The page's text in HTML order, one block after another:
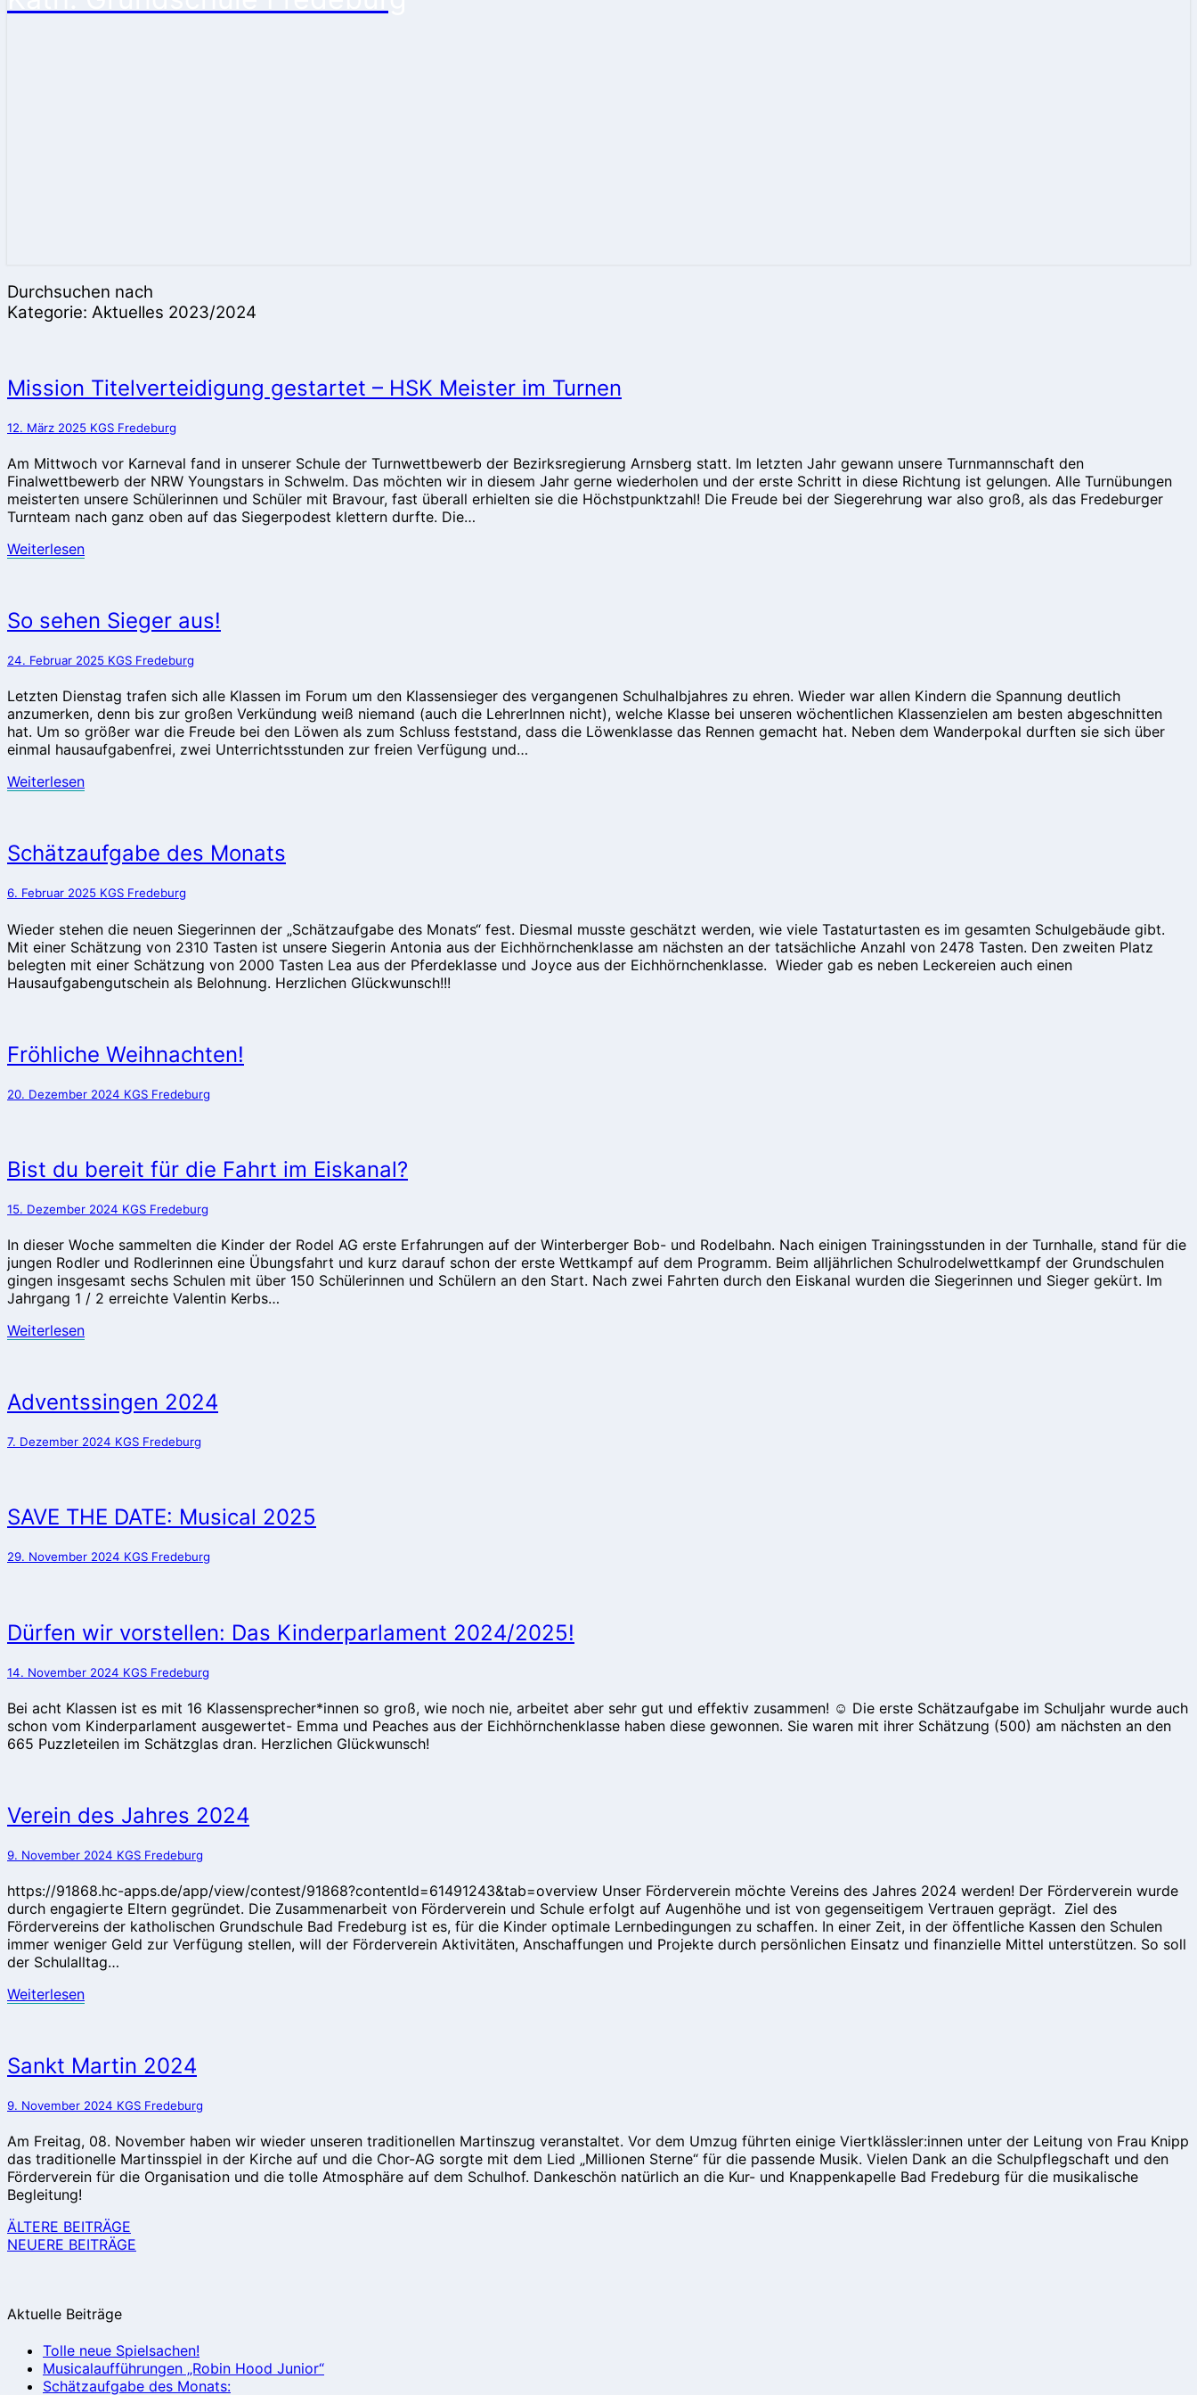
Durchsuchen nach
Kategorie: Aktuelles 2023/2024
Mission
Titelverteidigung
–
HSK
Meister
im
Turnen
Mission Titelverteidigung gestartet – HSK Meister im Turnen
12. März 2025 KGS Fredeburg
Am Mittwoch vor Karneval fand in unserer Schule der Turnwettbewerb der Bezirksregierung Arnsberg statt. Im letzten Jahr gewann unsere Turnmannschaft den
Finalwettbewerb der NRW Youngstars in Schwelm. Das möchten wir in diesem Jahr gerne wiederholen und der erste Schritt in diese Richtung ist gelungen. Alle Turnübungen
meisterten unsere Schülerinnen und Schüler mit Bravour, fast überall erhielten sie die Höchstpunktzahl! Die Freude bei der Siegerehrung war also groß, als das Fredeburger
Turnteam nach ganz oben auf das Siegerpodest klettern durfte. Die…
WeiterlesenWeiterlesen
So
sehen
Sieger
aus!
So sehen Sieger aus!
24. Februar 2025 KGS Fredeburg
Letzten Dienstag trafen sich alle Klassen im Forum um den Klassensieger des vergangenen Schulhalbjahres zu ehren. Wieder war allen Kindern die Spannung deutlich
anzumerken, denn bis zur großen Verkündung weiß niemand (auch die LehrerInnen nicht), welche Klasse bei unseren wöchentlichen Klassenzielen am besten abgeschnitten
hat. Um so größer war die Freude bei den Löwen als zum Schluss feststand, dass die Löwenklasse das Rennen gemacht hat. Neben dem Wanderpokal durften sie sich über
einmal hausaufgabenfrei, zwei Unterrichtsstunden zur freien Verfügung und…
WeiterlesenWeiterlesen
Schätzaufgabe
des
Monats
Schätzaufgabe des Monats
6. Februar 2025 KGS Fredeburg
Wieder stehen die neuen Siegerinnen der „Schätzaufgabe des Monats“ fest. Diesmal musste geschätzt werden, wie viele Tastaturtasten es im gesamten Schulgebäude gibt.
Mit einer Schätzung von 2310 Tasten ist unsere Siegerin Antonia aus der Eichhörnchenklasse am nächsten an der tatsächliche Anzahl von 2478 Tasten. Den zweiten Platz
belegten mit einer Schätzung von 2000 Tasten Lea aus der Pferdeklasse und Joyce aus der Eichhörnchenklasse. Wieder gab es neben Leckereien auch einen
Hausaufgabengutschein als Belohnung. Herzlichen Glückwunsch!!!
Fröhliche
Weihnachten!
Fröhliche Weihnachten!
20. Dezember 2024 KGS Fredeburg
Bist
du
für
die
Fahrt
im
Eiskanal?
Bist du bereit für die Fahrt im Eiskanal?
15. Dezember 2024 KGS Fredeburg
In dieser Woche sammelten die Kinder der Rodel AG erste Erfahrungen auf der Winterberger Bob- und Rodelbahn. Nach einigen Trainingsstunden in der Turnhalle, stand für die
jungen Rodler und Rodlerinnen eine Übungsfahrt und kurz darauf schon der erste Wettkampf auf dem Programm. Beim alljährlichen Schulrodelwettkampf der Grundschulen
gingen insgesamt sechs Schulen mit über 150 Schülerinnen und Schülern an den Start. Nach zwei Fahrten durch den Eiskanal wurden die Siegerinnen und Sieger gekürt. Im
Jahrgang 1 / 2 erreichte Valentin Kerbs…
WeiterlesenWeiterlesen
Adventssingen
2024
Adventssingen 2024
7. Dezember 2024 KGS Fredeburg
SAVE
THE
DATE:
Musical
SAVE THE DATE: Musical 2025
29. November 2024 KGS Fredeburg
Dürfen
wir
Das
Kinderparlament
2024/2025!
Dürfen wir vorstellen: Das Kinderparlament 2024/2025!
14. November 2024 KGS Fredeburg
Bei acht Klassen ist es mit 16 Klassensprecher*innen so groß, wie noch nie, arbeitet aber sehr gut und effektiv zusammen! ☺️ Die erste Schätzaufgabe im Schuljahr wurde auch
schon vom Kinderparlament ausgewertet- Emma und Peaches aus der Eichhörnchenklasse haben diese gewonnen. Sie waren mit ihrer Schätzung (500) am nächsten an den
665 Puzzleteilen im Schätzglas dran. Herzlichen Glückwunsch!
Verein
des
2024
Verein des Jahres 2024
9. November 2024 KGS Fredeburg
https://91868.hc-apps.de/app/view/contest/91868?contentId=61491243&tab=overview Unser Förderverein möchte Vereins des Jahres 2024 werden! Der Förderverein wurde
durch engagierte Eltern gegründet. Die Zusammenarbeit von Förderverein und Schule erfolgt auf Augenhöhe und ist von gegenseitigem Vertrauen geprägt. Ziel des
Fördervereins der katholischen Grundschule Bad Fredeburg ist es, für die Kinder optimale Lernbedingungen zu schaffen. In einer Zeit, in der öffentliche Kassen den Schulen
immer weniger Geld zur Verfügung stellen, will der Förderverein Aktivitäten, Anschaffungen und Projekte durch persönlichen Einsatz und finanzielle Mittel unterstützen. So soll
der Schulalltag…
WeiterlesenWeiterlesen
Sankt
Martin
2024
Sankt Martin 2024
9. November 2024 KGS Fredeburg
Am Freitag, 08. November haben wir wieder unseren traditionellen Martinszug veranstaltet. Vor dem Umzug führten einige Viertklässler:innen unter der Leitung von Frau Knipp
das traditionelle Martinsspiel in der Kirche auf und die Chor-AG sorgte mit dem Lied „Millionen Sterne“ für die passende Musik. Vielen Dank an die Schulpflegschaft und den
Förderverein für die Organisation und die tolle Atmosphäre auf dem Schulhof. Dankeschön natürlich an die Kur- und Knappenkapelle Bad Fredeburg für die musikalische
Begleitung!
Beitragsnavigation
ÄLTERE BEITRÄGE
NEUERE BEITRÄGE
Aktuelle Beiträge
Tolle neue Spielsachen!
Musicalaufführungen „Robin Hood Junior“
Schätzaufgabe des Monats: